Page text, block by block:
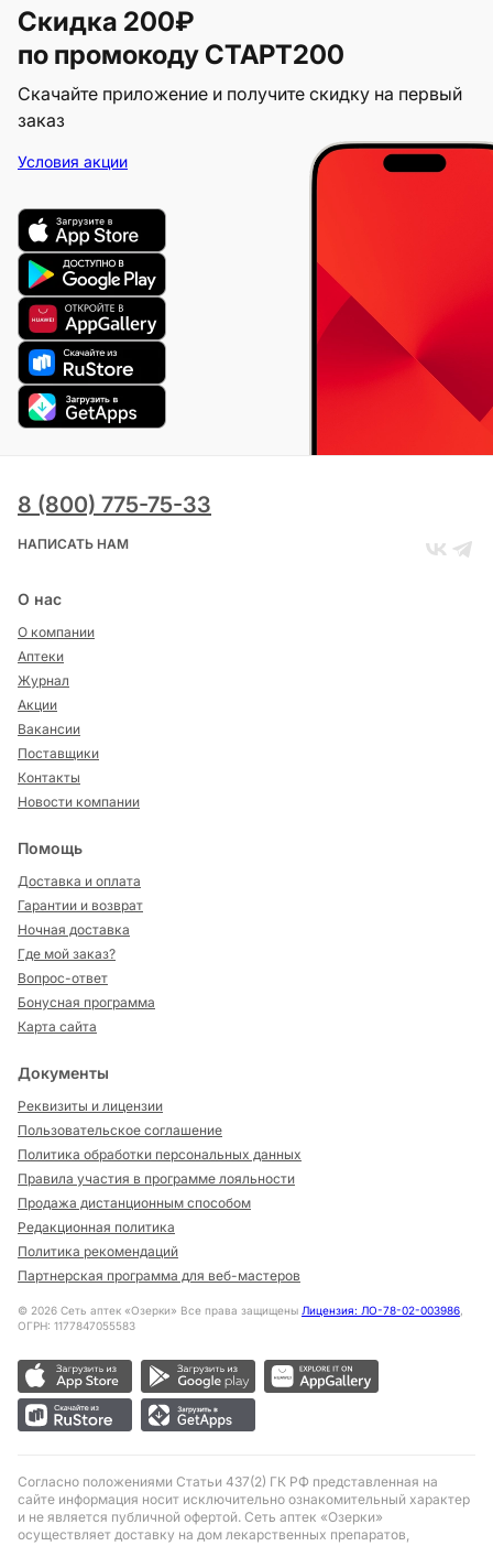
Скидка 200₽
по промокоду СТАРТ200
Скачайте приложение и получите скидку на первый
заказ
Условия акции
8 (800) 775-75-33
НАПИСАТЬ НАМ
О нас
О компании
Аптеки
Журнал
Акции
Вакансии
Поставщики
Контакты
Новости компании
Помощь
Доставка и оплата
Гарантии и возврат
Ночная доставка
Где мой заказ?
Вопрос-ответ
Бонусная программа
Карта сайта
Документы
Реквизиты и лицензии
Пользовательское соглашение
Политика обработки персональных данных
Правила участия в программе лояльности
Продажа дистанционным способом
Редакционная политика
Политика рекомендаций
Партнерская программа для веб-мастеров
© 2026 Сеть аптек «Озерки» Все права защищены Лицензия: ЛО-78-02-003986,
ОГРН: 1177847055583
Согласно положениями Статьи 437(2) ГК РФ представленная на
сайте информация носит исключительно ознакомительный характер
и не является публичной офертой. Сеть аптек «Озерки»
осуществляет доставку на дом лекарственных препаратов,